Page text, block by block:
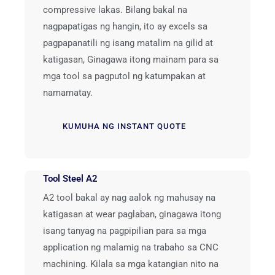
compressive lakas. Bilang bakal na
nagpapatigas ng hangin, ito ay excels sa
pagpapanatili ng isang matalim na gilid at
katigasan, Ginagawa itong mainam para sa
mga tool sa pagputol ng katumpakan at
namamatay.
KUMUHA NG INSTANT QUOTE
Tool Steel A2
A2 tool bakal ay nag aalok ng mahusay na
katigasan at wear paglaban, ginagawa itong
isang tanyag na pagpipilian para sa mga
application ng malamig na trabaho sa CNC
machining. Kilala sa mga katangian nito na